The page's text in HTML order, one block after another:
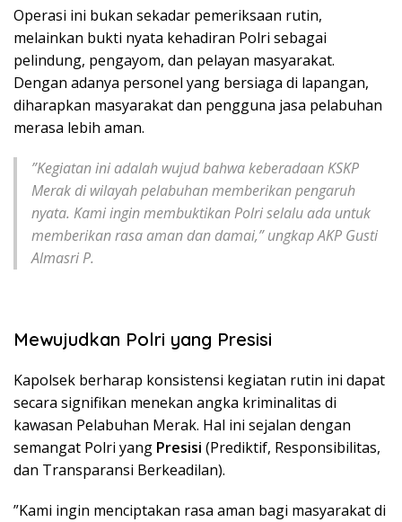
​Operasi ini bukan sekadar pemeriksaan rutin,
melainkan bukti nyata kehadiran Polri sebagai
pelindung, pengayom, dan pelayan masyarakat.
Dengan adanya personel yang bersiaga di lapangan,
diharapkan masyarakat dan pengguna jasa pelabuhan
merasa lebih aman.
​”Kegiatan ini adalah wujud bahwa keberadaan KSKP
Merak di wilayah pelabuhan memberikan pengaruh
nyata. Kami ingin membuktikan Polri selalu ada untuk
memberikan rasa aman dan damai,” ungkap AKP Gusti
Almasri P.
Mewujudkan Polri yang Presisi
​Kapolsek berharap konsistensi kegiatan rutin ini dapat
secara signifikan menekan angka kriminalitas di
kawasan Pelabuhan Merak. Hal ini sejalan dengan
semangat Polri yang Presisi (Prediktif, Responsibilitas,
dan Transparansi Berkeadilan).
​”Kami ingin menciptakan rasa aman bagi masyarakat di